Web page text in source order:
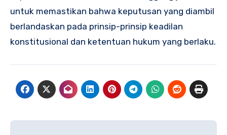
untuk memastikan bahwa keputusan yang diambil
berlandaskan pada prinsip-prinsip keadilan
konstitusional dan ketentuan hukum yang berlaku.